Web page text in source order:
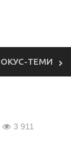
ТЕМИ
3 911